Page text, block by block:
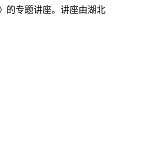
的专题讲座。讲座由湖北